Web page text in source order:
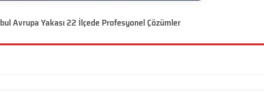
Avrupa Yakası 22 İlçede Profesyonel Çözümler